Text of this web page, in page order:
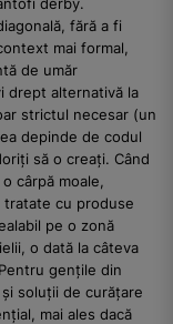
fără a fi
mai formal,
de umăr
drept alternativă la
strictul necesar (un
depinde de codul
să o creați. Când
cârpă moale,
tratate cu produse
pe o zonă
o dată la câteva
gențile din
soluții de curățare
mai ales dacă